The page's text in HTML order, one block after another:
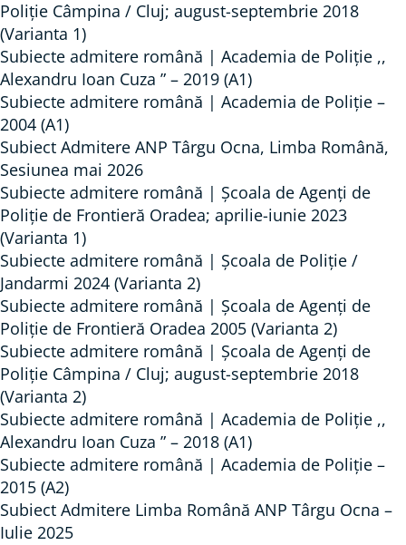
Poliție Câmpina / Cluj; august-septembrie 2018
(Varianta 1)
Subiecte admitere română | Academia de Poliție ,,
Alexandru Ioan Cuza ” – 2019 (A1)
Subiecte admitere română | Academia de Poliție –
2004 (A1)
Subiect Admitere ANP Târgu Ocna, Limba Română,
Sesiunea mai 2026
Subiecte admitere română | Școala de Agenți de
Poliție de Frontieră Oradea; aprilie-iunie 2023
(Varianta 1)
Subiecte admitere română | Școala de Poliție /
Jandarmi 2024 (Varianta 2)
Subiecte admitere română | Școala de Agenți de
Poliție de Frontieră Oradea 2005 (Varianta 2)
Subiecte admitere română | Școala de Agenți de
Poliție Câmpina / Cluj; august-septembrie 2018
(Varianta 2)
Subiecte admitere română | Academia de Poliție ,,
Alexandru Ioan Cuza ” – 2018 (A1)
Subiecte admitere română | Academia de Poliție –
2015 (A2)
Subiect Admitere Limba Română ANP Târgu Ocna –
Iulie 2025